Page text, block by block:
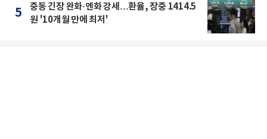
5
중동 긴장 완화·엔화 강세…환율, 장중 1414.5
원 '10개월 만에 최저'